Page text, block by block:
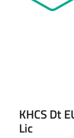
KHCS Dt
Lic